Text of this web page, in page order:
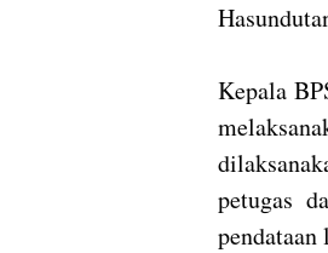
Kepala
petugas